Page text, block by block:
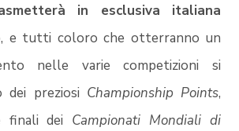
in esclusiva italiana
, e tutti coloro che otterranno un
nelle varie competizioni si
dei preziosi Championship Points,
finali dei Campionati Mondiali di